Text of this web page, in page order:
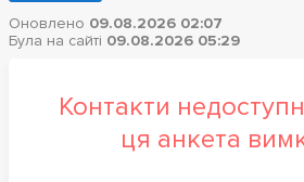
Оновлено 09.08.2026 02:07
Була на сайті 09.08.2026 05:29
Контакти
ця анкета